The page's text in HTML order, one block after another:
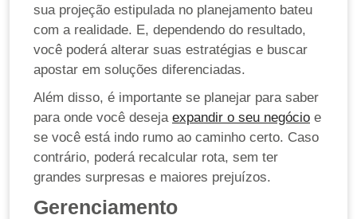
sua projeção estipulada no planejamento bateu
com a realidade. E, dependendo do resultado,
você poderá alterar suas estratégias e buscar
apostar em soluções diferenciadas.
Além disso, é importante se planejar para saber
para onde você deseja expandir o seu negócio e
se você está indo rumo ao caminho certo. Caso
contrário, poderá recalcular rota, sem ter
grandes surpresas e maiores prejuízos.
Gerenciamento